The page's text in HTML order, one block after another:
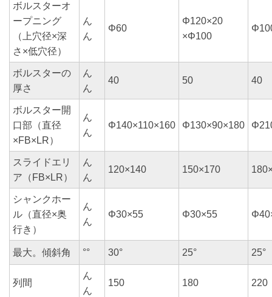
ボルスターオ
ープニング
（上穴径×深
さ×低穴径）
ん
ん
Φ60
Φ120×20
×Φ100
ボルスターの
厚さ
ん
ん
40 50 40
ボルスター開
口部（直径
×FB×LR）
ん
ん
Φ140×110×160 Φ130×90×180
スライドエリ
ア（FB×LR）
ん
ん
120×140 150×170
シャンクホー
ル（直径×奥
行き）
ん
ん
Φ30×55 Φ30×55
最大。傾斜角 °° 30° 25° 25°
列間
ん
ん
150 180 220